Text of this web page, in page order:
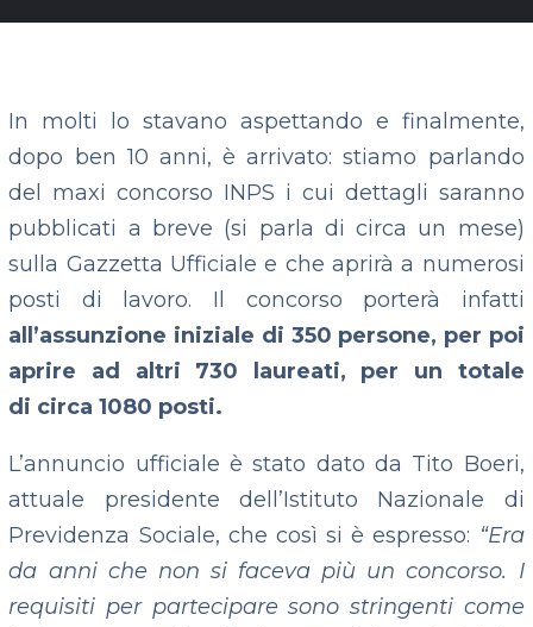
In molti lo stavano aspettando e finalmente,
dopo ben 10 anni, è arrivato: stiamo parlando
del maxi concorso INPS i cui dettagli saranno
pubblicati a breve (si parla di circa un mese)
sulla Gazzetta Ufficiale e che aprirà a numerosi
posti di lavoro. Il concorso porterà infatti
all’assunzione iniziale di 350 persone, per poi
aprire ad altri 730 laureati, per un totale
di circa 1080 posti.
L’annuncio ufficiale è stato dato da Tito Boeri,
attuale presidente dell’Istituto Nazionale di
Previdenza Sociale, che così si è espresso: “Era
da anni che non si faceva più un concorso. I
requisiti per partecipare sono stringenti come